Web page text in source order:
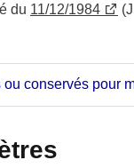
du 11/12/1984
ou conservés pour